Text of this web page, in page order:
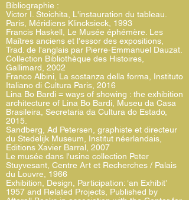
Bibliographie :
Victor I. Stoichita, L'instauration du tableau.
Paris, Méridiens Klincksieck, 1993
Francis Haskell, Le Musée éphémère. Les
Maîtres anciens et l'essor des expositions,
Trad. de l'anglais par Pierre-Emmanuel Dauzat.
Collection Bibliothèque des Histoires,
Gallimard, 2002
Franco Albini, La sostanza della forma, Instituto
Italiano di Cultura Paris, 2016
Lina Bo Bardi = ways of showing : the exhibition
architecture of Lina Bo Bardi, Museu da Casa
Brasileira, Secretaria da Cultura do Estado,
2015.
Sandberg, Ad Petersen, graphiste et directeur
du Stedelijk Museum, Institut néerlandais,
Editions Xavier Barral, 2007
Le musée dans l'usine collection Peter
Stuyvesant, Centre Art et Recherches / Palais
du Louvre, 1966
Exhibition, Design, Participation: ‘an Exhibit’
1957 and Related Projects, Published by